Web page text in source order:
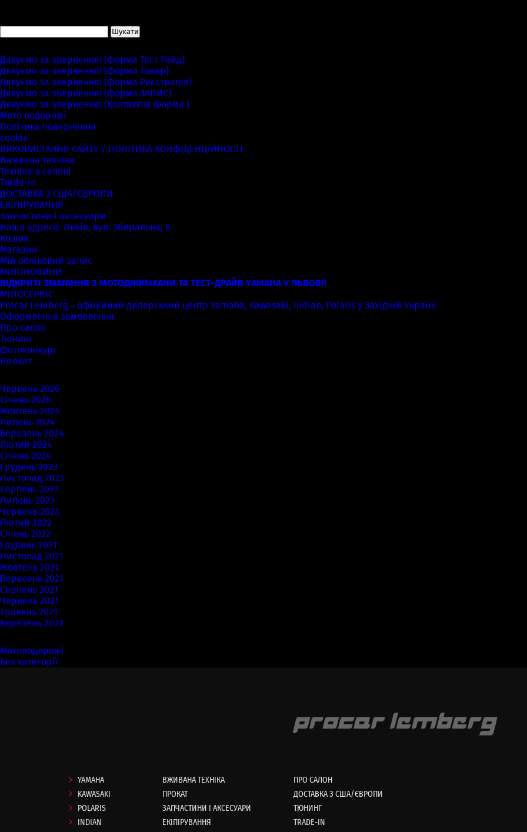
Пошук:
Дякуємо за звернення! (Форма Тест Райд)
Дякуємо за звернення! (Форма Товар)
Дякуємо за звернення! (Форма Реєстрація)
Дякуємо за звернення! (Форма ЗАПИС)
Дякуємо за звернення! (Контактна Форма )
Мото подорожі
Політика повернення
cookie
ВИКОРИСТАННЯ САЙТУ / ПОЛІТИКА КОНФІДЕНЦІЙНОСТІ
Вживана техніка
Техніка в салоні
Trade-in
ДОСТАВКА З США/ЄВРОПИ
ЕКІПІРУВАННЯ
Запчастини і аксесуари
Наша адреса: Львів, вул. Збиральна, 6
Кошик
Магазин
Мій обліковий запис
МОТОНОВИНИ
ВІДКРИТІ ЗМАГАННЯ З МОТОДЖИМХАНИ ТА ТЕСТ-ДРАЙВ YAMAHA У ЛЬВОВІ!
МОТОСЕРВІС
Procar Lemberg – офіційний дилерський центр Yamaha, Kawasaki, Indian, Polaris у Західній Україні
Оформлення замовлення
Про салон
Тюнинг
Фотоконкурс
Прокат
Червень 2026
Січень 2026
Жовтень 2024
Липень 2024
Березень 2024
Лютий 2024
Січень 2024
Грудень 2023
Листопад 2023
Серпень 2023
Липень 2023
Червень 2023
Лютий 2022
Січень 2022
Грудень 2021
Листопад 2021
Жовтень 2021
Вересень 2021
Серпень 2021
Червень 2021
Травень 2021
Березень 2021
Мотоподорожі
Без категорії
YAMAHA
KAWASAKI
POLARIS
INDIAN
ВЖИВАНА ТЕХНІКА
ПРОКАТ
ЗАПЧАСТИНИ І АКСЕСУАРИ
ЕКІПІРУВАННЯ
ПРО САЛОН
ДОСТАВКА З США/ЄВРОПИ
ТЮНИНГ
TRADE-IN